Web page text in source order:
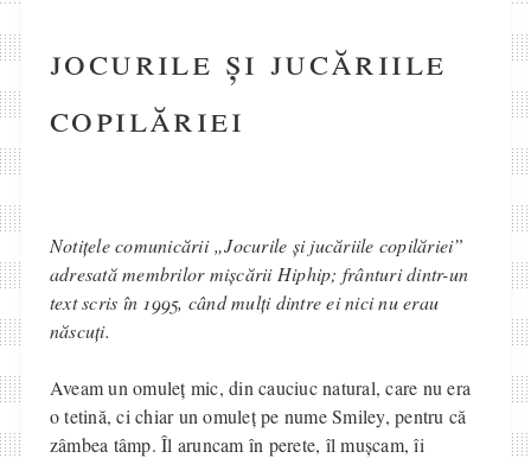
jocurile și jucăriile
copilăriei
Notițele comunicării „Jocurile și jucăriile copilăriei”
adresată membrilor mișcării Hiphip; frânturi dintr-un
text scris în 1995, când mulți dintre ei nici nu erau
născuți.
Aveam un omuleț mic, din cauciuc natural, care nu era
o tetină, ci chiar un omuleț pe nume Smiley, pentru că
zâmbea tâmp. Îl aruncam în perete, îl mușcam, îi